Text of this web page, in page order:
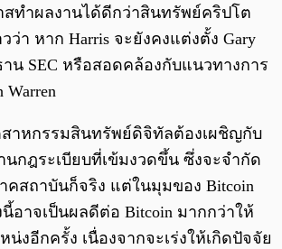
สทำผลงานได้ดีกว่าสินทรัพย์คริปโต
ว่า หาก Harris จะยังคงแต่งตั้ง Gary
าน SEC หรือสอดคล้องกับแนวทางการ
Warren
าหกรรมสินทรัพย์ดิจิทัลต้องเผชิญกับ
กฎระเบียบที่เข้มงวดขึ้น ซึ่งจะจำกัด
คสถาบันก็จริง แต่ในมุมของ Bitcoin
นี้อาจเป็นผลดีต่อ Bitcoin มากกว่าให้
น่งอีกครั้ง เนื่องจากจะเร่งให้เกิดปัจจัย